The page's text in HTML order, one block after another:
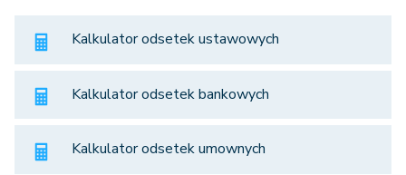
Kalkulator odsetek ustawowych
Kalkulator odsetek bankowych
Kalkulator odsetek umownych